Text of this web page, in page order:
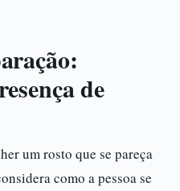
de
um rosto que se pareça
como a pessoa se